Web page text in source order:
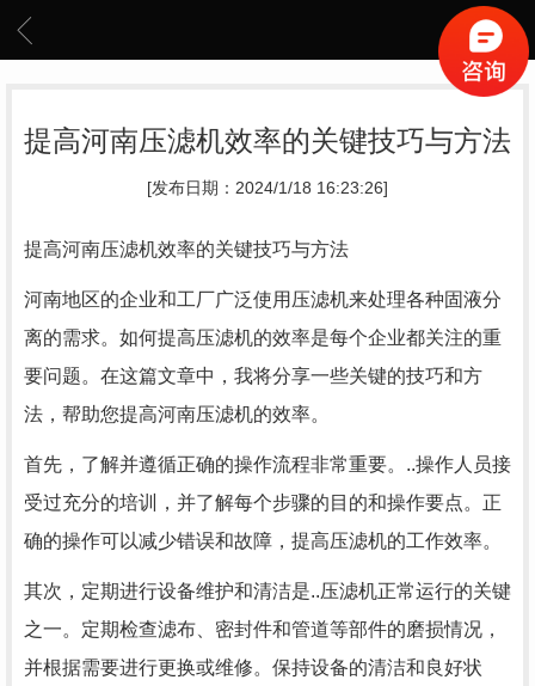
提高河南压滤机效率的关键技巧与方法
[发布日期：2024/1/18 16:23:26]
提高河南压滤机效率的关键技巧与方法
河南地区的企业和工厂广泛使用压滤机来处理各种固液分
离的需求。如何提高压滤机的效率是每个企业都关注的重
要问题。在这篇文章中，我将分享一些关键的技巧和方
法，帮助您提高河南压滤机的效率。
首先，了解并遵循正确的操作流程非常重要。..操作人员接
受过充分的培训，并了解每个步骤的目的和操作要点。正
确的操作可以减少错误和故障，提高压滤机的工作效率。
其次，定期进行设备维护和清洁是..压滤机正常运行的关键
之一。定期检查滤布、密封件和管道等部件的磨损情况，
并根据需要进行更换或维修。保持设备的清洁和良好状